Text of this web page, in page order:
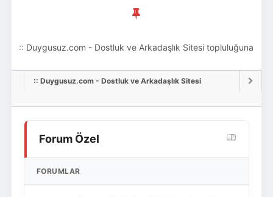
Giriş Yap
:: Duygusuz.com - Dostluk ve Arkadaşlık Sitesi topluluğuna
hoş geldin ziyaretçi! Aramıza katılmak istersen kayıt
olabilirsin, oldukça kolay ve zahmetsizdir.
:: Duygusuz.com - Dostluk ve Arkadaşlık Sitesi
Forum Özel
FORUMLAR